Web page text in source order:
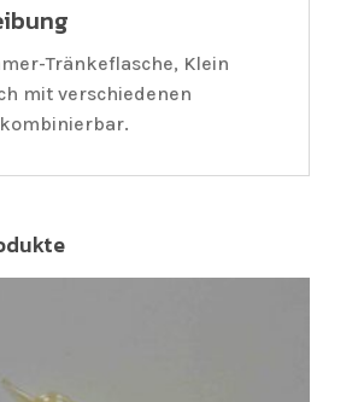
Tränkeflasche, Klein
mit verschiedenen